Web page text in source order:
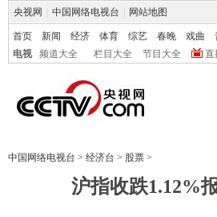
央视网 中国网络电视台 网站地图
首页 新闻 经济 体育 综艺 春晚 戏曲
电视
频道大全 栏目大全 节目大全 直
中国网络电视台 > 经济台 > 股票 >
沪指收跌1.12%